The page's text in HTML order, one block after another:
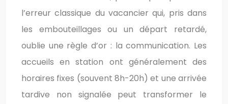
l’erreur classique du vacancier qui, pris dans
les embouteillages ou un départ retardé,
oublie une règle d’or : la communication. Les
accueils en station ont généralement des
horaires fixes (souvent 8h-20h) et une arrivée
tardive non signalée peut transformer le